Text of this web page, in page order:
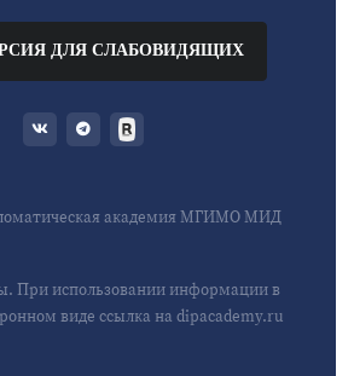
ДЛЯ СЛАБОВИДЯЩИХ
академия МГИМО МИД
При использовании информации в
виде ссылка на dipacademy.ru